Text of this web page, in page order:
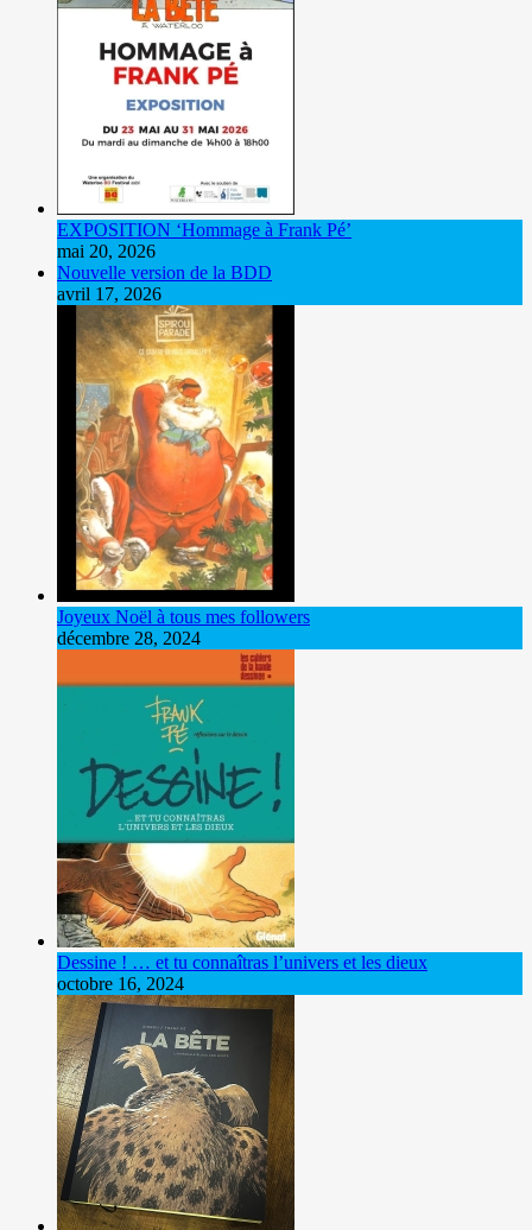
EXPOSITION ‘Hommage à Frank Pé’
mai 20, 2026
Nouvelle version de la BDD
avril 17, 2026
Joyeux Noël à tous mes followers
décembre 28, 2024
Dessine ! … et tu connaîtras l’univers et les dieux
octobre 16, 2024